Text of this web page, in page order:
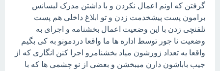
گرفتن که اونم اعمال نکردن و با داشتن مدرک لیسانس
برامون پست پیشخدمت زدن و تو ابلاغ داخلی هم پست
تلفنچی زدن با این وضعیت اعمال بخشنامه و اجرای به
وضعیت نا جور توسط اداره ها ما واقعا دردمونو به کی بگیم
واقعا یه تعداد زورشون میاد بخشنامرو اجرا کنن انگاری که از
جیب باباشون دارن میبخشن و بعضی از نو چشمی ها که با